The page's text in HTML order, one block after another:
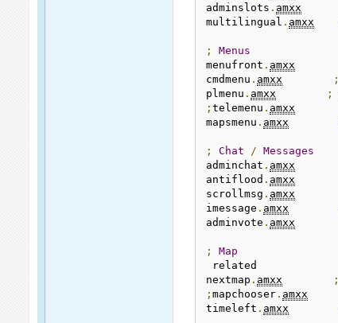
adminslots . amxx
multilingual . amxx
;
Menus
menufront . amxx
cmdmenu . amxx ;
plmenu . amxx ;
;telemenu . amxx
mapsmenu . amxx
; Chat /
Messages
adminchat . amxx
antiflood . amxx
scrollmsg . amxx
imessage . amxx
adminvote . amxx
;
Map
related
nextmap . amxx ;
;mapchooser . amxx
timeleft . amxx